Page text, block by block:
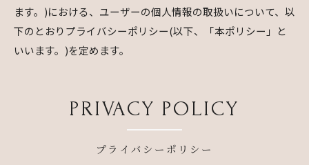
ます。)における、ユーザーの個人情報の取扱いについて、以
下のとおりプライバシーポリシー(以下、「本ポリシー」と
いいます。)を定めます。
プライバシーポリシー
PRIVACY POLICY